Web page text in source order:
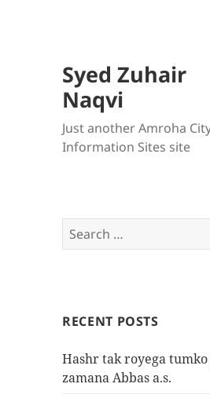
Syed Zuhair
Naqvi
Just another Amroha
Information Sites site
Search
for:
RECENT POSTS
Hashr tak royega tumko
zamana Abbas a.s.